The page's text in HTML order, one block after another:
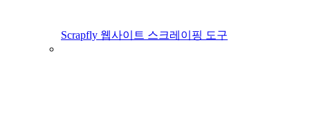
Scrapfly 웹사이트 스크레이핑 도구